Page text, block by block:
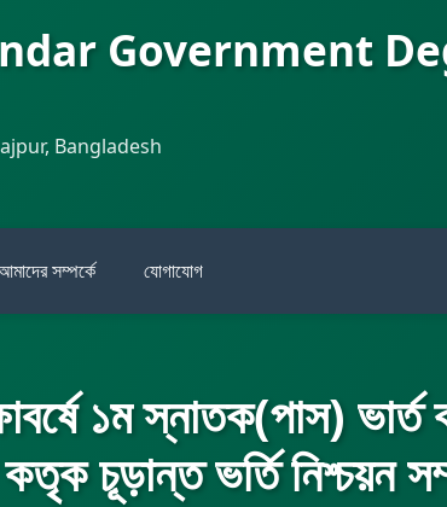
Government
Bangladesh
সম্পর্কে যোগাযোগ
১ম স্নাতক(পাস) ভার্ত
চূড়ান্ত ভর্তি নিশ্চয়ন